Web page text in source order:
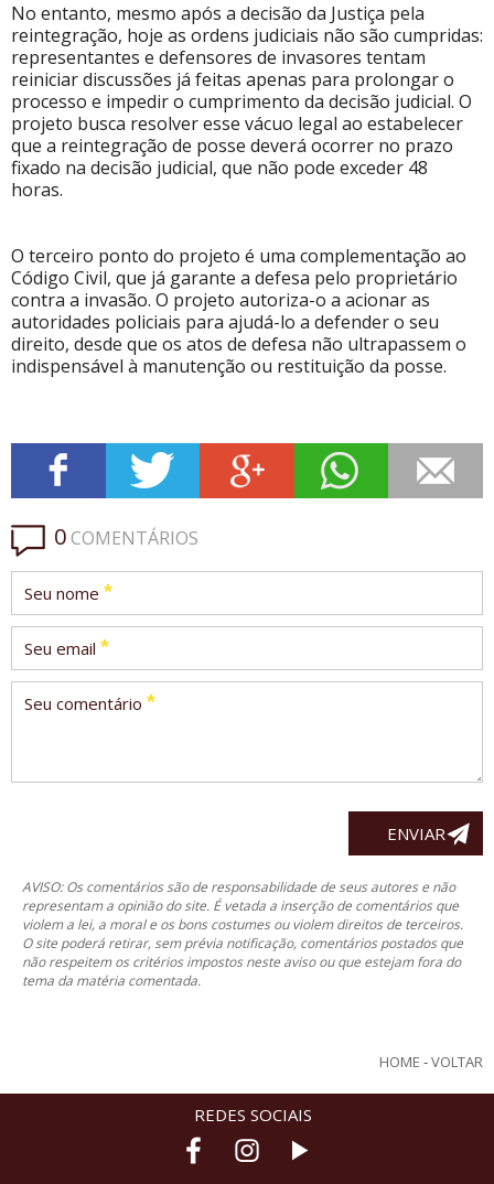
No entanto, mesmo após a decisão da Justiça pela
reintegração, hoje as ordens judiciais não são cumpridas:
representantes e defensores de invasores tentam
reiniciar discussões já feitas apenas para prolongar o
processo e impedir o cumprimento da decisão judicial. O
projeto busca resolver esse vácuo legal ao estabelecer
que a reintegração de posse deverá ocorrer no prazo
fixado na decisão judicial, que não pode exceder 48
horas.
O terceiro ponto do projeto é uma complementação ao
Código Civil, que já garante a defesa pelo proprietário
contra a invasão. O projeto autoriza-o a acionar as
autoridades policiais para ajudá-lo a defender o seu
direito, desde que os atos de defesa não ultrapassem o
indispensável à manutenção ou restituição da posse.
0COMENTÁRIOS
Seu nome *
Seu email *
Seu comentário *
AVISO: Os comentários são de responsabilidade de seus autores e não
representam a opinião do site. É vetada a inserção de comentários que
violem a lei, a moral e os bons costumes ou violem direitos de terceiros.
O site poderá retirar, sem prévia notificação, comentários postados que
não respeitem os critérios impostos neste aviso ou que estejam fora do
tema da matéria comentada.
HOME -VOLTAR
REDES SOCIAIS